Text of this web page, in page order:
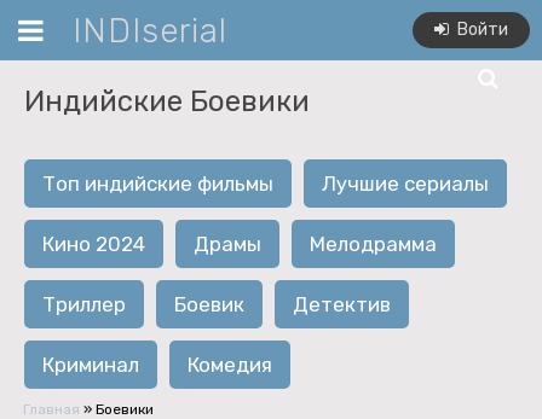
INDIserial Войти
Индийские Боевики
Топ индийские фильмы Лучшие сериалы
Кино 2024 Драмы Мелодрамма
Триллер Боевик Детектив
Криминал Комедия
Главная » Боевики